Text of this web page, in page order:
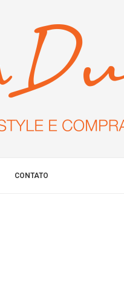
CONTATO